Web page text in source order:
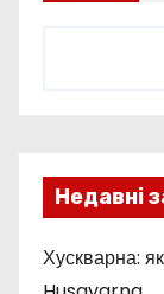
Недавні
Хускварна: